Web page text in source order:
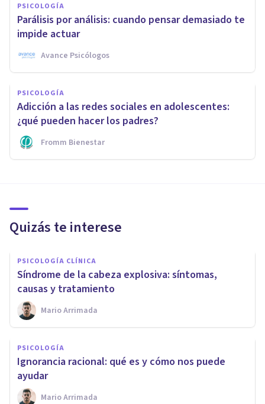
PSICOLOGÍA
Parálisis por análisis: cuando pensar demasiado te
impide actuar
Avance Psicólogos
PSICOLOGÍA
Adicción a las redes sociales en adolescentes:
¿qué pueden hacer los padres?
Fromm Bienestar
Quizás te interese
PSICOLOGÍA CLÍNICA
Síndrome de la cabeza explosiva: síntomas,
causas y tratamiento
Mario Arrimada
PSICOLOGÍA
Ignorancia racional: qué es y cómo nos puede
ayudar
Mario Arrimada